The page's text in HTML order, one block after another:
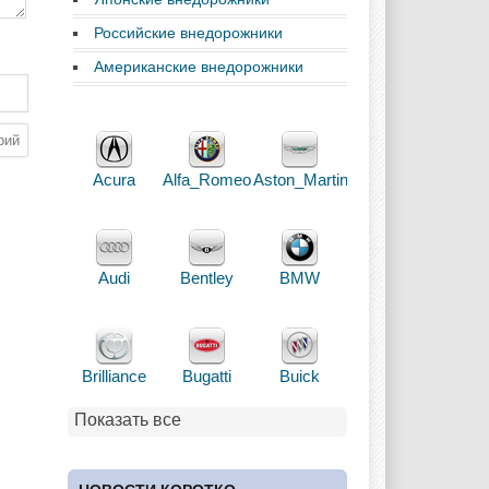
Российские внедорожники
Американские внедорожники
Acura Alfa_RomeoAston_Martin
Audi Bentley BMW
Brilliance Bugatti Buick
Cadillac Chery Chevrolet
Показать все